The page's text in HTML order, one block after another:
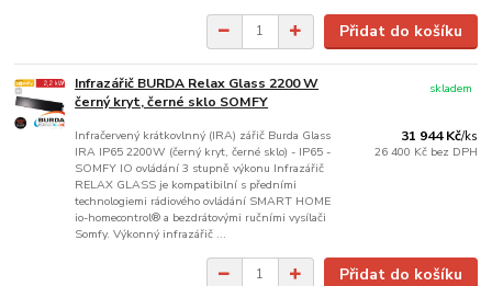
Přidat do košíku
Infrazářič BURDA Relax Glass 2200 W
černý kryt, černé sklo SOMFY
Infračervený krátkovlnný (IRA) zářič Burda Glass
IRA IP65 2200W (černý kryt, černé sklo) - IP65 -
SOMFY IO ovládání 3 stupně výkonu Infrazářič
RELAX GLASS je kompatibilní s předními
technologiemi rádiového ovládání SMART HOME
io-homecontrol® a bezdrátovými ručními vysílači
Somfy. Výkonný infrazářič ...
31 944 Kč/ks
26 400 Kč bez DPH
skladem
Přidat do košíku